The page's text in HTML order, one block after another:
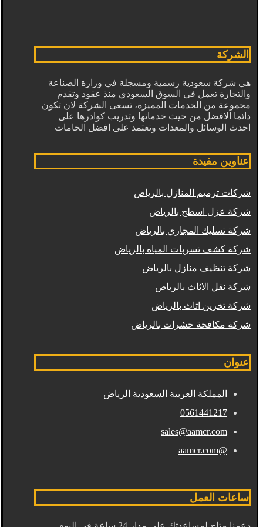
الشركة
هي شركة سعودية رسمية ومسجلة في وزارة الصناعة
والتجارة تعمل في السوق السعودي منذ عقود وتقدم
مجموعة من الخدمات المميزة، تسعى الشركة لان تكون
دائما الافضل من حيث خدماتها وتدريب كوادرها على
احدث الوسائل والمعدات وتعتمد على افضل الخامات
عناوين مفيدة
شركات ترميم المنازل بالرياض
شركة عزل اسطح بالرياض
شركة تسليك المجاري بالرياض
شركة كشف تسربات المياه بالرياض
شركة تنظيف منازل بالرياض
شركة نقل الاثاث بالرياض
شركة تخزين اثاث بالرياض
شركة مكافحة حشرات بالرياض
عنوان
المملكة العربية السعودية الرياض
0561441217
sales@aamcr.com
@aamcr.com
ساعات العمل